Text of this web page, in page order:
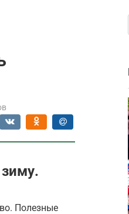
Полезные